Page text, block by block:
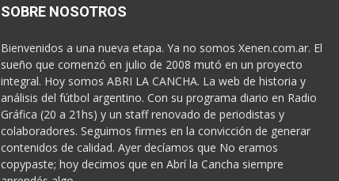
SOBRE NOSOTROS
Bienvenidos a una nueva etapa. Ya no somos Xenen.com.ar. El
sueño que comenzó en julio de 2008 mutó en un proyecto
integral. Hoy somos ABRI LA CANCHA. La web de historia y
análisis del fútbol argentino. Con su programa diario en Radio
Gráfica (20 a 21hs) y un staff renovado de periodistas y
colaboradores. Seguimos firmes en la convicción de generar
contenidos de calidad. Ayer decíamos que No eramos
copypaste; hoy decimos que en Abrí la Cancha siempre